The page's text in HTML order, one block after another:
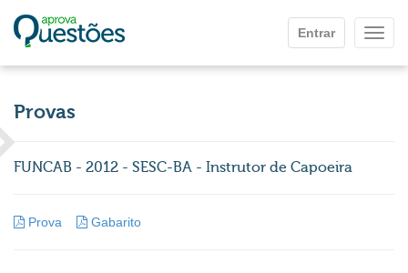
Entrar
Provas
FUNCAB - 2012 - SESC-BA - Instrutor de Capoeira
Prova Gabarito